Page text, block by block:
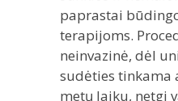
paprastai
terapijoms.
neinvazinė, dėl
sudėties tinkama
metų laiku, netgi